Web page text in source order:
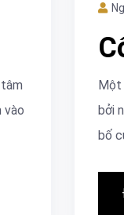
vào
Một
bởi
bố